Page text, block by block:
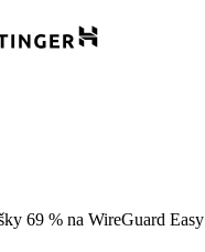
69 % na WireGuard Easy